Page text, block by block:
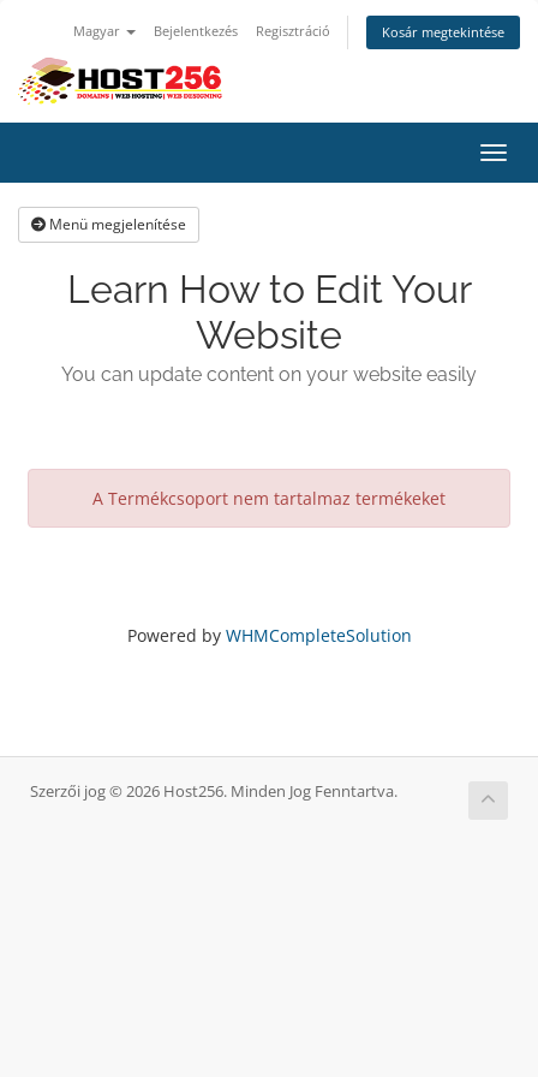
Magyar Bejelentkezés Regisztráció Kosár megtekintése
Menü megjelenítése
Learn How to Edit Your
Website
You can update content on your website easily
A Termékcsoport nem tartalmaz termékeket
Powered by WHMCompleteSolution
Szerzői jog © 2026 Host256. Minden Jog Fenntartva.